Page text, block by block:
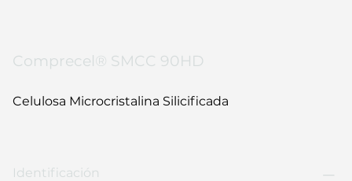
Comprecel® SMCC 90HD
Celulosa Microcristalina Silicificada
Identificación